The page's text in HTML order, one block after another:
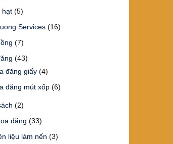
hạt (5)
Services (16)
(7)
(43)
đăng giấy (4)
đăng mút xốp (6)
(2)
đăng (33)
liệu làm nến (3)